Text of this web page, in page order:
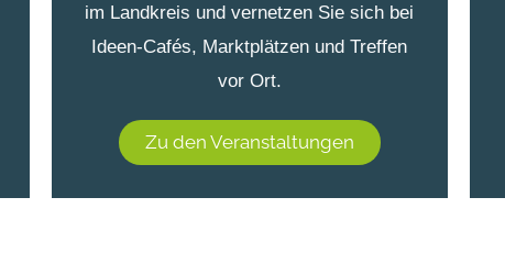
im Landkreis und vernetzen Sie sich bei
Ideen-Cafés, Marktplätzen und Treffen
vor Ort.
Zu den Veranstaltungen